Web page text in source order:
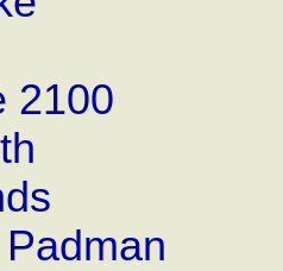
2100